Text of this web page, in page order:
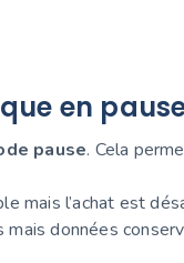
en
pause. Cela
mais l’achat est
mais données